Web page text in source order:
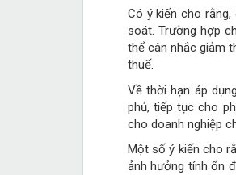
Có ý kiến cho
soát. Trường hợp
thể cân nhắc giảm
thuế.
Về thời hạn áp
phủ, tiếp tục cho
cho doanh nghiệp
Một số ý kiến cho
ảnh hưởng tính ổn